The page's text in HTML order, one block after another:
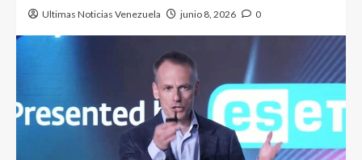
Ultimas Noticias Venezuela junio 8, 2026 0